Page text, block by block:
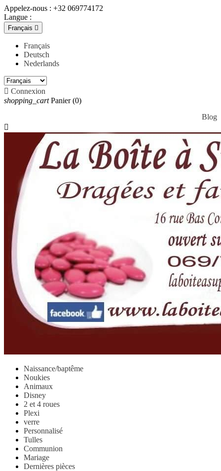
Appelez-nous : +32 069774172
Langue :
Français 
Français
Deutsch
Nederlands
 Connexion
shopping_cart Panier (0)
Blog

Naissance/baptême
Noukies
Animaux
Disney
2 et 4 roues
Plexi
verre
Personnalisé
Tulles
Communion
Mariage
Dernières pièces